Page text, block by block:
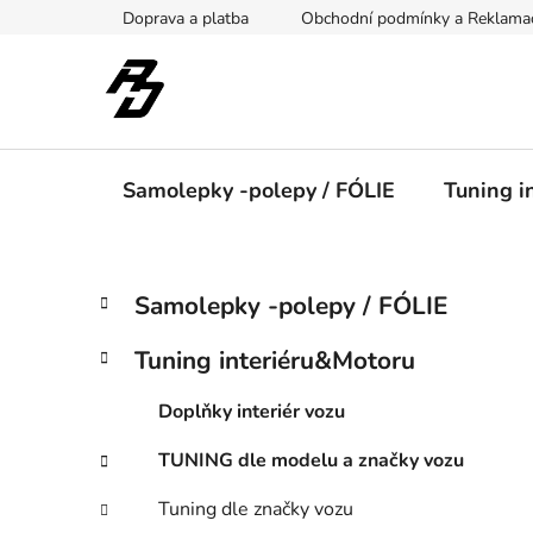
Doprava a platba Obchodní podmínky a
Samolepky -polepy / FÓLIE Tuning
P
s
a
n
n
Přeskočit
kategorie
K
a
e
i
e
Samolepky -polepy / FÓLIE
Tuning interiéru&Motoru
Doplňky interiér vozu
TUNING dle modelu a značky vozu
Tuning dle značky vozu